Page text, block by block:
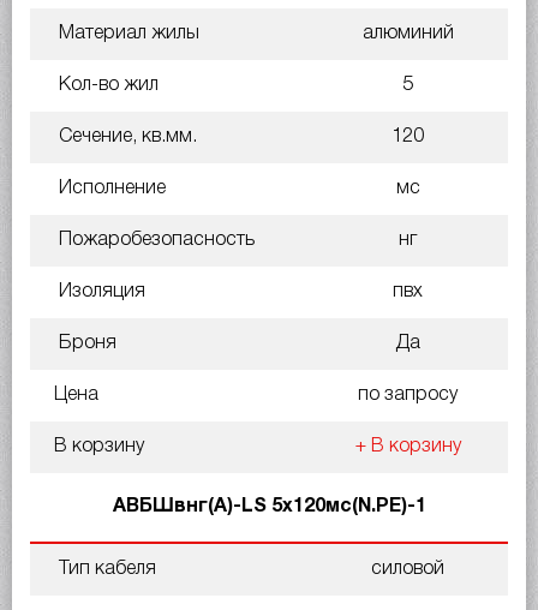
Материал жилы алюминий
Кол-во жил 5
Сечение, кв.мм. 120
Исполнение мс
Пожаробезопасность нг
Изоляция пвх
Броня Да
Цена по запросу
В корзину + В корзину
АВБШвнг(A)-LS 5х120мс(N.PE)-1
Тип кабеля силовой